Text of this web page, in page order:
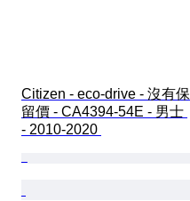
Citizen - eco-drive - 沒有保
留價 - CA4394-54E - 男士
- 2010-2020